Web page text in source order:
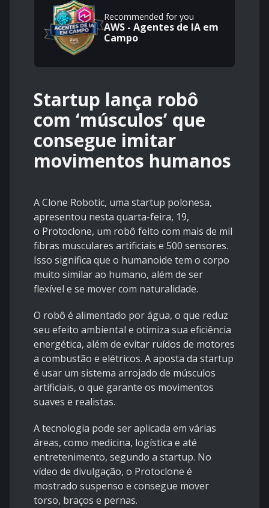
Recommended for you
AWS - Agentes de IA em
Campo
Startup lança robô
com ‘músculos’ que
consegue imitar
movimentos humanos
A Clone Robotic, uma startup polonesa,
apresentou nesta quarta-feira, 19,
o Protoclone, um robô feito com mais de mil
fibras musculares artificiais e 500 sensores.
Isso significa que o humanoide tem o corpo
muito similar ao humano, além de ser
flexível e se mover com naturalidade.
O robô é alimentado por água, o que reduz
seu efeito ambiental e otimiza sua eficiência
energética, além de evitar ruídos de motores
a combustão e elétricos. A aposta da startup
é usar um sistema arrojado de músculos
artificiais, o que garante os movimentos
suaves e realistas.
A tecnologia pode ser aplicada em várias
áreas, como medicina, logística e até
entretenimento, segundo a startup. No
vídeo de divulgação, o Protoclone é
mostrado suspenso e consegue mover
torso, braços e pernas.